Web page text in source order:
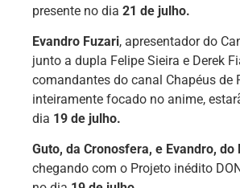
presente no dia 21 de julho.
Evandro Fuzari, apresentador do
junto a dupla Felipe Sieira e Derek
comandantes do canal Chapéus de
inteiramente focado no anime,
dia 19 de julho.
Guto, da Cronosfera, e Evandro, do
chegando com o Projeto inédito